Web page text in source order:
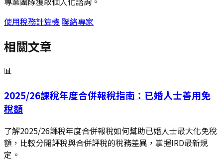
使用稅務計算機 聯絡專家
相關文章
📊
2025/26課稅年度合併報稅指南：已婚人士善用免
稅額
了解2025/26課稅年度合併報稅如何幫助已婚人士最大化免稅
額，比較分開評稅與合併評稅的稅務差異，掌握IRD最新規
定。